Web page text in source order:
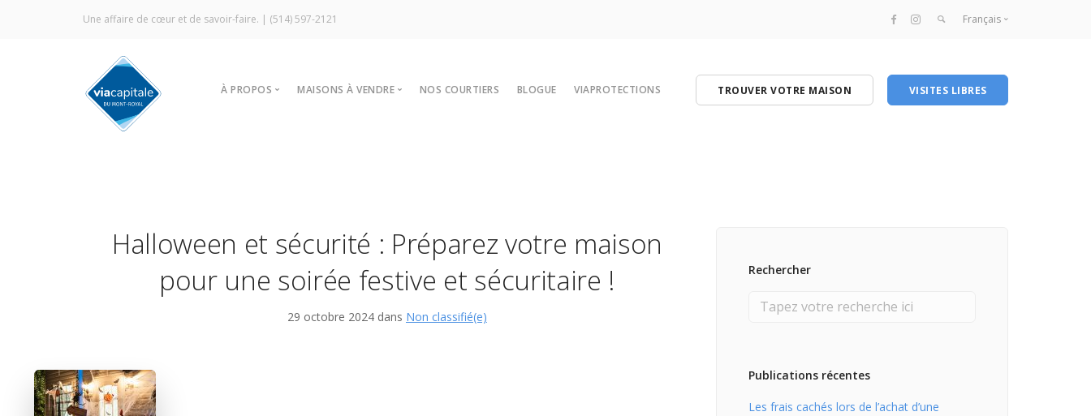
Une affaire de cœur et de savoir-faire. | (514) 597-2121 Français
English
À PROPOS
Commercial
Témoignages
MAISONS À VENDRE NOS COURTIERS BLOGUE VIAPROTECTIONS TROUVER VOTRE MAISON VISITES LIBRES
Halloween et sécurité : Préparez votre maison
pour une soirée festive et sécuritaire !
29 octobre 2024 dans Non classifié(e)
Rechercher
Publications récentes
Les frais cachés lors de l’achat d’une